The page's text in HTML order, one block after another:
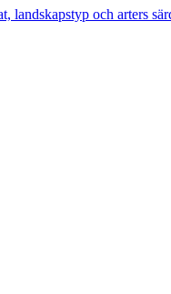
landskapstyp och arters